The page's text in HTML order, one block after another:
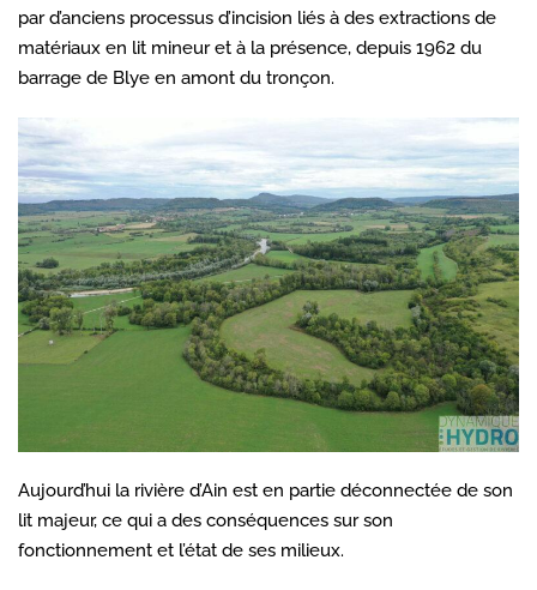
par d’anciens processus d’incision liés à des extractions de
matériaux en lit mineur et à la présence, depuis 1962 du
barrage de Blye en amont du tronçon.
Aujourd’hui la rivière d’Ain est en partie déconnectée de son
lit majeur, ce qui a des conséquences sur son
fonctionnement et l’état de ses milieux.